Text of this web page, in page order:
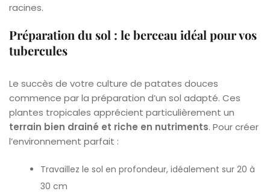
racines.
Préparation du sol : le berceau idéal pour vos
tubercules
Le succès de votre culture de patates douces
commence par la préparation d’un sol adapté. Ces
plantes tropicales apprécient particulièrement un
terrain bien drainé et riche en nutriments. Pour créer
l’environnement parfait :
Travaillez le sol en profondeur, idéalement sur 20 à
30 cm